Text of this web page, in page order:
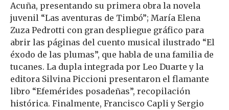
Acuña, presentando su primera obra la novela
juvenil “Las aventuras de Timbó”; María Elena
Zuza Pedrotti con gran despliegue gráfico para
abrir las páginas del cuento musical ilustrado “El
éxodo de las plumas”, que habla de una familia de
tucanes. La dupla integrada por Leo Duarte y la
editora Silvina Piccioni presentaron el flamante
libro “Efemérides posadeñas”, recopilación
histórica. Finalmente, Francisco Capli y Sergio